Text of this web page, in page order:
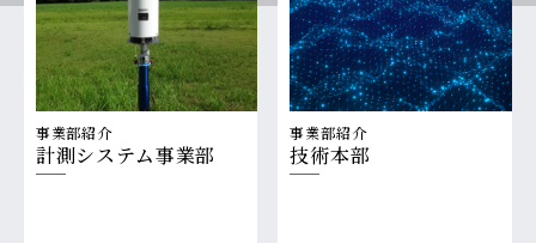
事業部紹介
計測システム事業部
事業部紹介
技術本部